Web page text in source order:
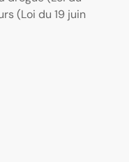
(Loi du 19 juin